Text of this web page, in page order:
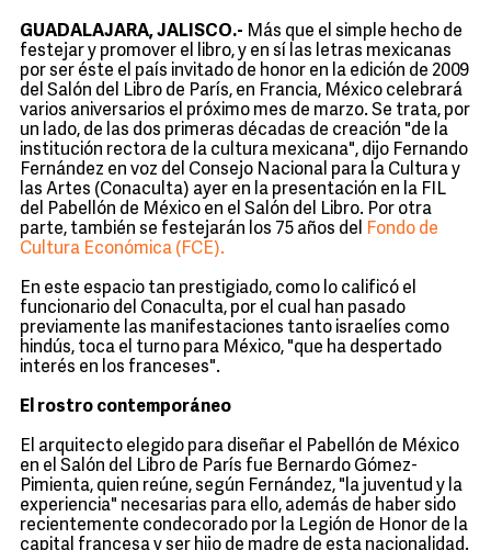
GUADALAJARA, JALISCO.- Más que el simple hecho de
festejar y promover el libro, y en sí las letras mexicanas
por ser éste el país invitado de honor en la edición de 2009
del Salón del Libro de París, en Francia, México celebrará
varios aniversarios el próximo mes de marzo. Se trata, por
un lado, de las dos primeras décadas de creación "de la
institución rectora de la cultura mexicana", dijo Fernando
Fernández en voz del Consejo Nacional para la Cultura y
las Artes (Conaculta) ayer en la presentación en la FIL
del Pabellón de México en el Salón del Libro. Por otra
parte, también se festejarán los 75 años del
Fondo de
Cultura Económica (FCE).
En este espacio tan prestigiado, como lo calificó el
funcionario del Conaculta, por el cual han pasado
previamente las manifestaciones tanto israelíes como
hindús, toca el turno para México, "que ha despertado
interés en los franceses".
El rostro contemporáneo
El arquitecto elegido para diseñar el Pabellón de México
en el Salón del Libro de París fue Bernardo Gómez-
Pimienta, quien reúne, según Fernández, "la juventud y la
experiencia" necesarias para ello, además de haber sido
recientemente condecorado por la Legión de Honor de la
capital francesa y ser hijo de madre de esta nacionalidad.